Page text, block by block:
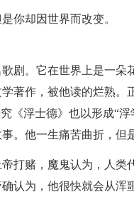
你却因世界而改变。
剧。它在世界上是一朵
著作，被他读的烂熟。
《浮士德》也以形成“
。他一生痛苦曲折，但
打赌，魔鬼认为，人类
认为，他很快就会从浑